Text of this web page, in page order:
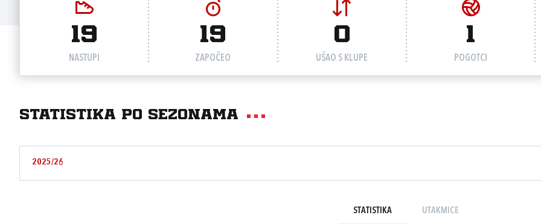
19
NASTUPI
19
ZAPOČEO
0
UŠAO S KLUPE
1
POGOTCI
Statistika po sezonama
2025/26
STATISTIKA UTAKMICE